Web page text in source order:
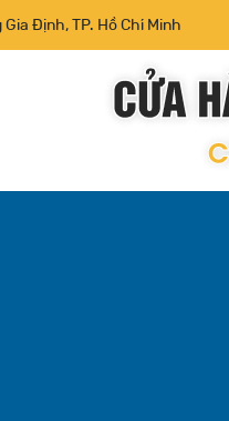
Định, TP. Hồ Chí Minh